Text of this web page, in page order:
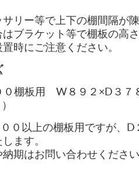
サリー等で上下の棚間隔が
ブラケット等で棚板の高
時にご注意ください。
０棚板用 W８９２×D３７
０以上の棚板用ですが、D
ます。
期はお問い合わせください